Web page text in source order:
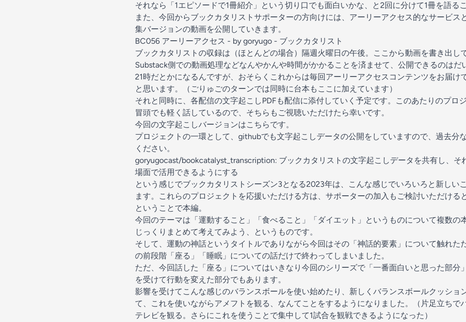
それなら「1エピソードで1冊紹介」という切り口でも面白いかな、と2回に分けて1冊を語る
また、今回からブックカタリストサポーターの方向けには、アーリーアクセス的なサービス
集バージョンの動画を公開していきます。
BC056 アーリーアクセス - by goryugo - ブックカタリスト
ブックカタリストの収録は（ほとんどの場合）隔週火曜日の午後。ここから動画を書き出し
Substack側での動画処理などなんやかんや時間がかかることを済ませて、公開できるのはだ
21時だとかになるんですが、おそらくこれからは毎回アーリーアクセスコンテンツをお届け
と思います。（ごりゅごのターンでは同時に台本もここに加えています）
それと同時に、各配信の文字起こしPDFも配信に添付していく予定です。このあたりのプロ
冒頭でも軽く話しているので、そちらもご視聴いただけたら幸いです。
今回の文字起こしバージョンはこちらです。
プロジェクトの一環として、githubでも文字起こしデータの公開をしていますので、過去分
ください。
goryugocast/bookcatalyst_transcription: ブックカタリストの文字起こしデータを共有し、そ
場面で活用できるようにする
という感じでブックカタリストシーズン3となる2023年は、こんな感じでいろいろと新しい
ます。これらのプロジェクトを応援いただける方は、サポーターの加入もご検討いただける
ということで本編。
今回のテーマは「運動すること」「食べること」「ダイエット」というものについて複数の
じっくりまとめて考えてみよう、というものです。
そして、運動の神話というタイトルでありながら今回はその「神話的要素」について触れた
の前段階「座る」「睡眠」についての話だけで終わってしまいました。
ただ、今回話した「座る」についてはいきなり今回のシリーズで「一番面白いと思った部分
を受けて行動を変えた部分でもあります。
影響を受けて こんな感じのバランスボールを使い始めたり、新しく バランスボールクッショ
て、これを使いながらアメフトを観る、なんてことをするようになりました。（片足立ちで
テレビを観る。さらにこれを使うことで集中して1試合を観戦できるようになった）